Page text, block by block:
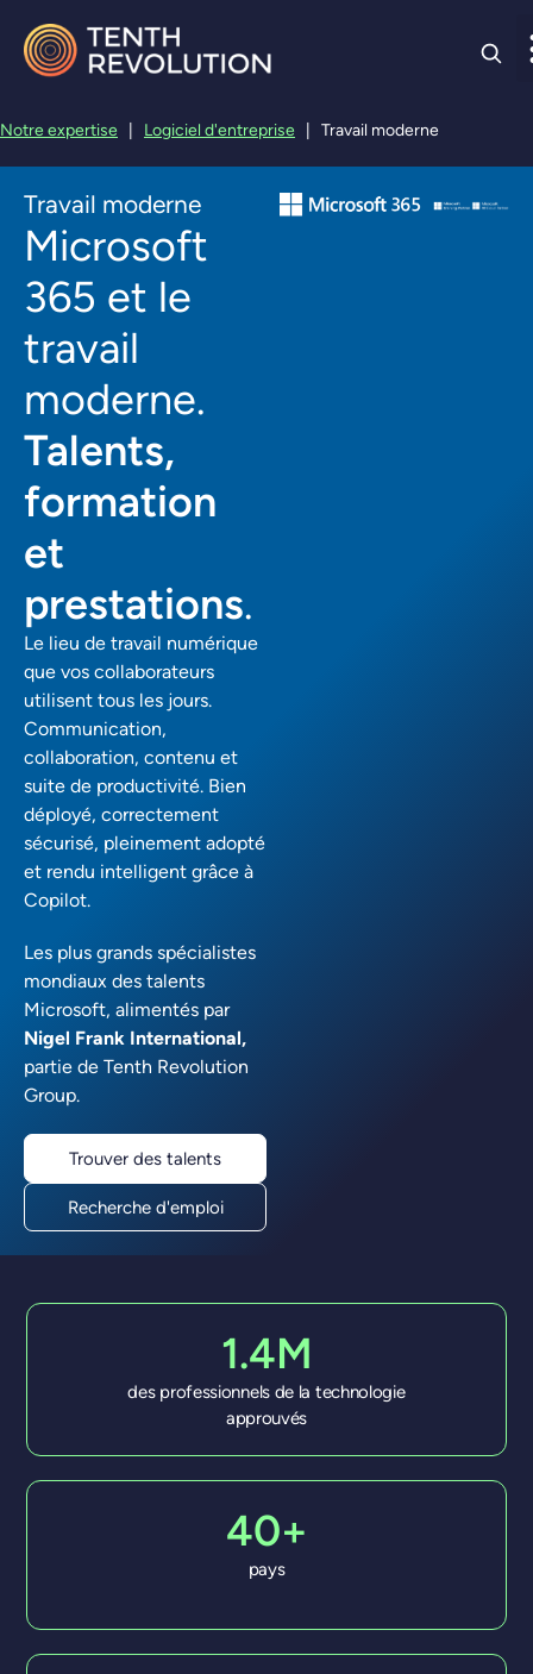
Notre expertise Logiciel d'entreprise Travail moderne
Travail moderne
Microsoft
365 et le
travail
moderne.
Talents,
formation
et
prestations.
Le lieu de travail numérique
que vos collaborateurs
utilisent tous les jours.
Communication,
collaboration, contenu et
suite de productivité. Bien
déployé, correctement
sécurisé, pleinement adopté
et rendu intelligent grâce à
Copilot.
Les plus grands spécialistes
mondiaux des talents
Microsoft, alimentés par
Nigel Frank International,
partie de Tenth Revolution
Group.
Trouver des talents
Recherche d'emploi
1.4M
des professionnels de la technologie
approuvés
40+
pays